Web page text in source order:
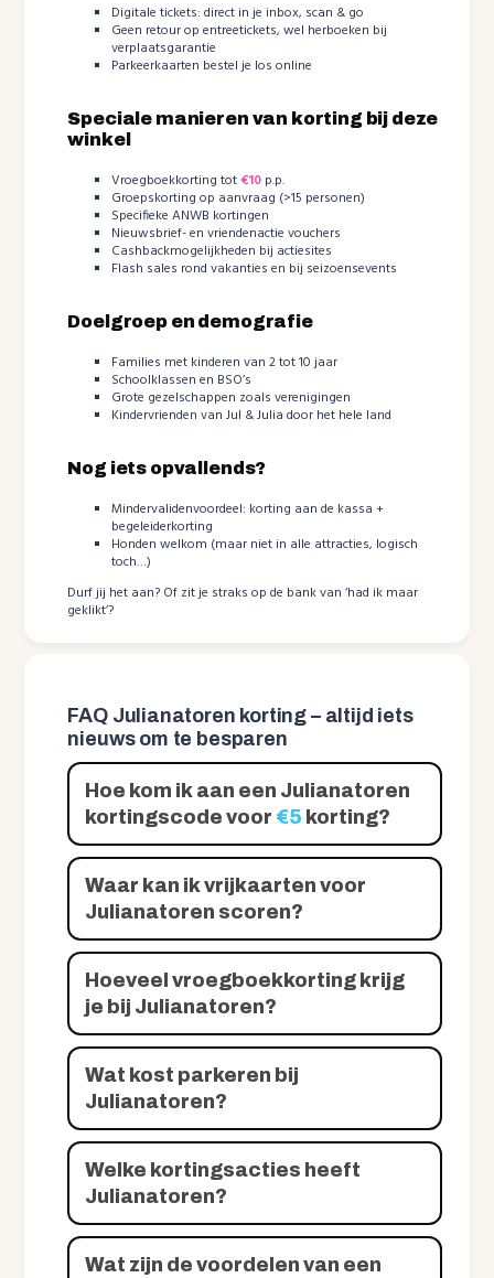
Digitale tickets: direct in je inbox, scan & go
Geen retour op entreetickets, wel herboeken bij
verplaatsgarantie
Parkeerkaarten bestel je los online
Speciale manieren van korting bij deze
winkel
Vroegboekkorting tot€10 p.p.
Groepskorting op aanvraag (>15 personen)
Specifieke ANWB kortingen
Nieuwsbrief- en vriendenactie vouchers
Cashbackmogelijkheden bij actiesites
Flash sales rond vakanties en bij seizoensevents
Doelgroep en demografie
Families met kinderen van 2 tot 10 jaar
Schoolklassen en BSO’s
Grote gezelschappen zoals verenigingen
Kindervrienden van Jul & Julia door het hele land
Nog iets opvallends?
Mindervalidenvoordeel: korting aan de kassa +
begeleiderkorting
Honden welkom (maar niet in alle attracties, logisch
toch…)
Durf jij het aan? Of zit je straks op de bank van ‘had ik maar
geklikt’?
FAQ Julianatoren korting – altijd iets
nieuws om te besparen
Hoe kom ik aan een Julianatoren
kortingscode voor €5 korting?
Waar kan ik vrijkaarten voor
Julianatoren scoren?
Hoeveel vroegboekkorting krijg
je bij Julianatoren?
Wat kost parkeren bij
Julianatoren?
Welke kortingsacties heeft
Julianatoren?
Wat zijn de voordelen van een